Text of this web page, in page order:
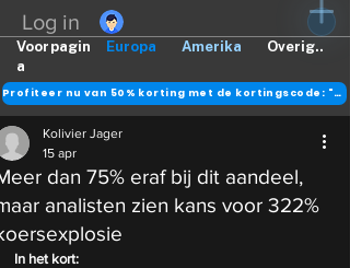
Log in
Europa Amerika Overig..
Voorpagin
a
Profiteer nu van 50% korting met de kortingscode: "DANK"
dan 75% eraf bij dit aandeel,
analisten zien kans voor 322%
Kolivier Jager
15 apr
In het kort: